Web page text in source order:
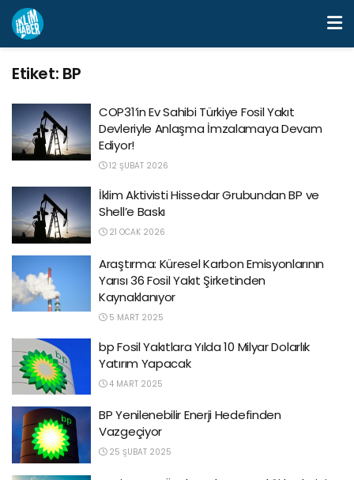
Etiket: BP
COP31’in Ev Sahibi Türkiye Fosil Yakıt
Devleriyle Anlaşma İmzalamaya Devam
Ediyor!
12 ŞUBAT 2026
İklim Aktivisti Hissedar Grubundan BP ve
Shell’e Baskı
21 OCAK 2026
Araştırma: Küresel Karbon Emisyonlarının
Yarısı 36 Fosil Yakıt Şirketinden
Kaynaklanıyor
5 MART 2025
bp Fosil Yakıtlara Yılda 10 Milyar Dolarlık
Yatırım Yapacak
4 MART 2025
BP Yenilenebilir Enerji Hedefinden
Vazgeçiyor
25 ŞUBAT 2025